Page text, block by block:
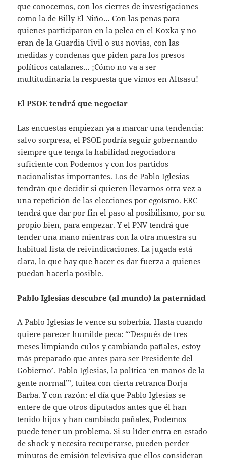
que conocemos, con los cierres de investigaciones
como la de Billy El Niño… Con las penas para
quienes participaron en la pelea en el Koxka y no
eran de la Guardia Civil o sus novias, con las
medidas y condenas que piden para los presos
políticos catalanes… ¡Cómo no va a ser
multitudinaria la respuesta que vimos en Altsasu!
El PSOE tendrá que negociar
Las encuestas empiezan ya a marcar una tendencia:
salvo sorpresa, el PSOE podría seguir gobernando
siempre que tenga la habilidad negociadora
suficiente con Podemos y con los partidos
nacionalistas importantes. Los de Pablo Iglesias
tendrán que decidir si quieren llevarnos otra vez a
una repetición de las elecciones por egoísmo. ERC
tendrá que dar por fin el paso al posibilismo, por su
propio bien, para empezar. Y el PNV tendrá que
tender una mano mientras con la otra muestra su
habitual lista de reivindicaciones. La jugada está
clara, lo que hay que hacer es dar fuerza a quienes
puedan hacerla posible.
Pablo Iglesias descubre (al mundo) la paternidad
A Pablo Iglesias le vence su soberbia. Hasta cuando
quiere parecer humilde peca: “‘Después de tres
meses limpiando culos y cambiando pañales, estoy
más preparado que antes para ser Presidente del
Gobierno’. Pablo Iglesias, la política ‘en manos de la
gente normal’”, tuitea con cierta retranca Borja
Barba. Y con razón: el día que Pablo Iglesias se
entere de que otros diputados antes que él han
tenido hijos y han cambiado pañales, Podemos
puede tener un problema. Si su líder entra en estado
de shock y necesita recuperarse, pueden perder
minutos de emisión televisiva que ellos consideran